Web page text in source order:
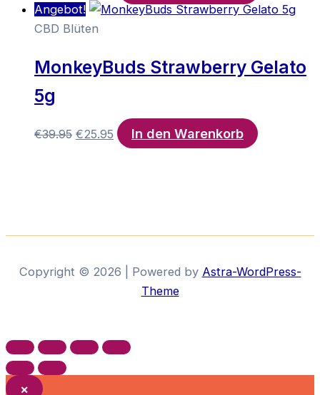
Preis
war:
Preis
Angebot!
CBD Blüten
MonkeyBuds Strawberry Gelato
5g
€39.95 Ursprünglicher
€25.95 Aktueller
Preis
In den Warenkorb
Copyright © 2026 | Powered by Astra-WordPress-
Theme
×